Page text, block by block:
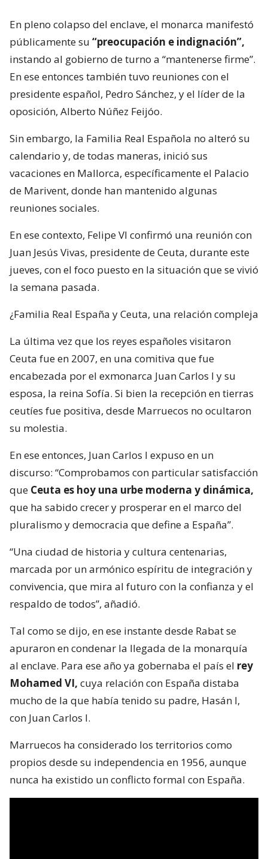
En pleno colapso del enclave, el monarca manifestó
públicamente su “preocupación e indignación”,
instando al gobierno de turno a “mantenerse firme”.
En ese entonces también tuvo reuniones con el
presidente español, Pedro Sánchez, y el líder de la
oposición, Alberto Núñez Feijóo.
Sin embargo, la Familia Real Española no alteró su
calendario y, de todas maneras, inició sus
vacaciones en Mallorca, específicamente el Palacio
de Marivent, donde han mantenido algunas
reuniones sociales.
En ese contexto, Felipe VI confirmó una reunión con
Juan Jesús Vivas, presidente de Ceuta, durante este
jueves, con el foco puesto en la situación que se vivió
la semana pasada.
¿Familia Real España y Ceuta, una relación compleja
La última vez que los reyes españoles visitaron
Ceuta fue en 2007, en una comitiva que fue
encabezada por el exmonarca Juan Carlos I y su
esposa, la reina Sofía. Si bien la recepción en tierras
ceutíes fue positiva, desde Marruecos no ocultaron
su molestia.
En ese entonces, Juan Carlos I expuso en un
discurso: “Comprobamos con particular satisfacción
que Ceuta es hoy una urbe moderna y dinámica,
que ha sabido crecer y prosperar en el marco del
pluralismo y democracia que define a España”.
“Una ciudad de historia y cultura centenarias,
marcada por un armónico espíritu de integración y
convivencia, que mira al futuro con la confianza y el
respaldo de todos”, añadió.
Tal como se dijo, en ese instante desde Rabat se
apuraron en condenar la llegada de la monarquía
al enclave. Para ese año ya gobernaba el país el rey
Mohamed VI, cuya relación con España distaba
mucho de la que había tenido su padre, Hasán I,
con Juan Carlos I.
Marruecos ha considerado los territorios como
propios desde su independencia en 1956, aunque
nunca ha existido un conflicto formal con España.